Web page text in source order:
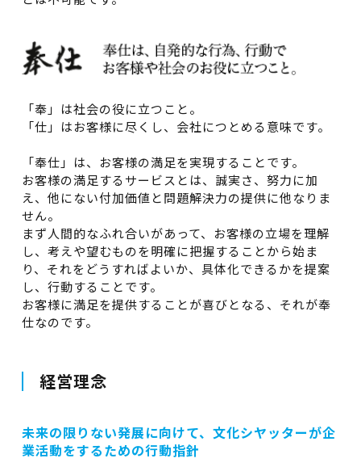
「奉」は社会の役に立つこと。
「仕」はお客様に尽くし、会社につとめる意味です。
「奉仕」は、お客様の満足を実現することです。
お客様の満足するサービスとは、誠実さ、努力に加
え、他にない付加価値と問題解決力の提供に他なりま
せん。
まず人間的なふれ合いがあって、お客様の立場を理解
し、考えや望むものを明確に把握することから始ま
り、それをどうすればよいか、具体化できるかを提案
し、行動することです。
お客様に満足を提供することが喜びとなる、それが奉
仕なのです。
経営理念
未来の限りない発展に向けて、文化シヤッターが企
業活動をするための行動指針